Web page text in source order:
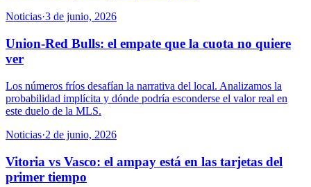
Noticias·3 de junio, 2026
Union-Red Bulls: el empate que la cuota no quiere
ver
Los números fríos desafían la narrativa del local. Analizamos la
probabilidad implícita y dónde podría esconderse el valor real en
este duelo de la MLS.
Noticias·2 de junio, 2026
Vitoria vs Vasco: el ampay está en las tarjetas del
primer tiempo